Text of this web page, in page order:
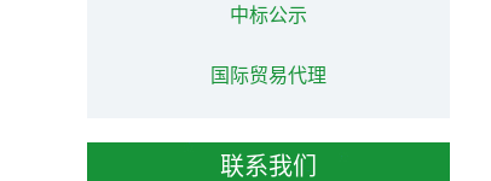
中标公示
国际贸易代理
联系我们